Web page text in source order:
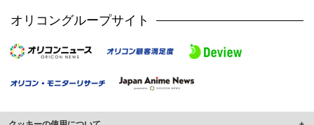
オリコングループサイト